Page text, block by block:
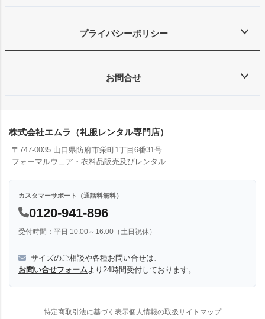
プライバシーポリシー
お問合せ
株式会社エムラ（礼服レンタル専門店）
〒747-0035 山口県防府市栄町1丁目6番31号
フォーマルウェア・衣料品販売及びレンタル
カスタマーサポート（通話料無料）
0120-941-896
受付時間：平日 10:00～16:00（土日祝休）
サイズのご相談や各種お問い合せは、
お問い合せフォーム より24時間受付しております。
特定商取引法に基づく表示個人情報の取扱サイトマップ